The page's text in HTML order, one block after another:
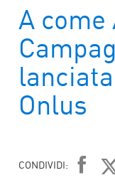
A
Onlus
CONDIVIDI: